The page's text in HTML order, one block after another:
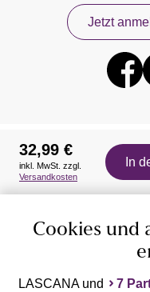
Jetzt
32,99 €
inkl. MwSt. zzgl.
Versandkosten
In
Cookies und
LASCANA und 7